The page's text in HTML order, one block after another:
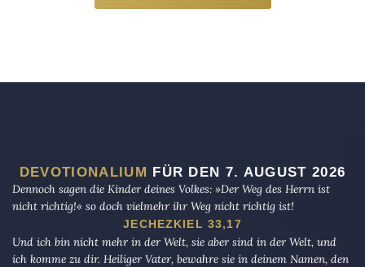
DEVOTIONALIUM FÜR DEN 7. AUGUST 2026
Dennoch sagen die Kinder deines Volkes: »Der Weg des Herrn ist
nicht richtig!« so doch vielmehr ihr Weg nicht richtig ist!
JECHEZKIEL 33,17
Und ich bin nicht mehr in der Welt, sie aber sind in der Welt, und
ich komme zu dir. Heiliger Vater, bewahre sie in deinem Namen, den